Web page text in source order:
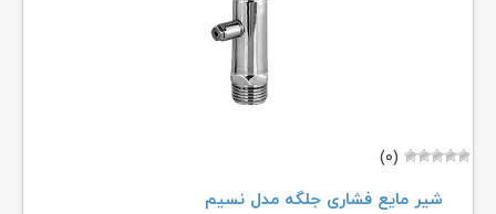
(۰)
شیر مایع فشاری جلگه مدل نسیم